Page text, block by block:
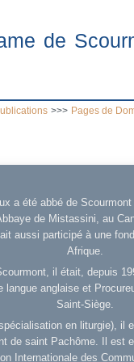
de
>>> Pages de
a été abbé de
de Mistassini, au
aussi participé à une
Afrique.
il était, depuis
langue anglaise et
Saint-Siège.
en liturgie), il
de saint Pachôme. Il est
Internationale des